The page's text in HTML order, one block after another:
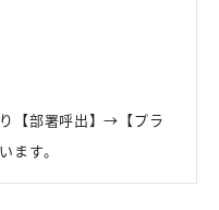
【部署呼出】→【プラ
ます。